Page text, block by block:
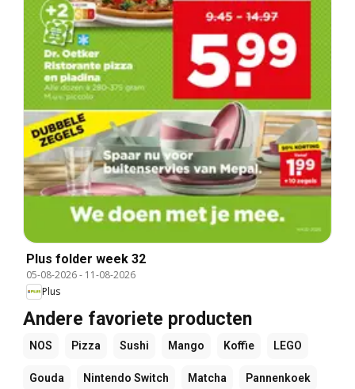
Plus folder week 32
05-08-2026- 11-08-2026
Plus
Andere favoriete producten
NOS Pizza Sushi Mango Koffie LEGO
Gouda Nintendo Switch Matcha Pannenkoek